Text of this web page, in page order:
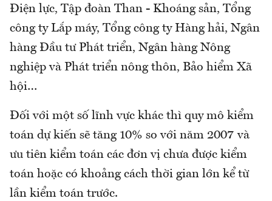
Điện lực, Tập đoàn Than - Khoáng sản, Tổng
công ty Lắp máy, Tổng công ty Hàng hải, Ngân
hàng Đầu tư Phát triển, Ngân hàng Nông
nghiệp và Phát triển nông thôn, Bảo hiểm Xã
hội…
Đối với một số lĩnh vực khác thì quy mô kiểm
toán dự kiến sẽ tăng 10% so với năm 2007 và
ưu tiên kiểm toán các đơn vị chưa được kiểm
toán hoặc có khoảng cách thời gian lớn kể từ
lần kiểm toán trước.